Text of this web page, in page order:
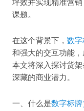
坪效并实现精准营
课题。
在这个背景下， 数
和强大的交互功能，
本文将深入探讨货
深藏的商业潜力。
一、什么是数字标